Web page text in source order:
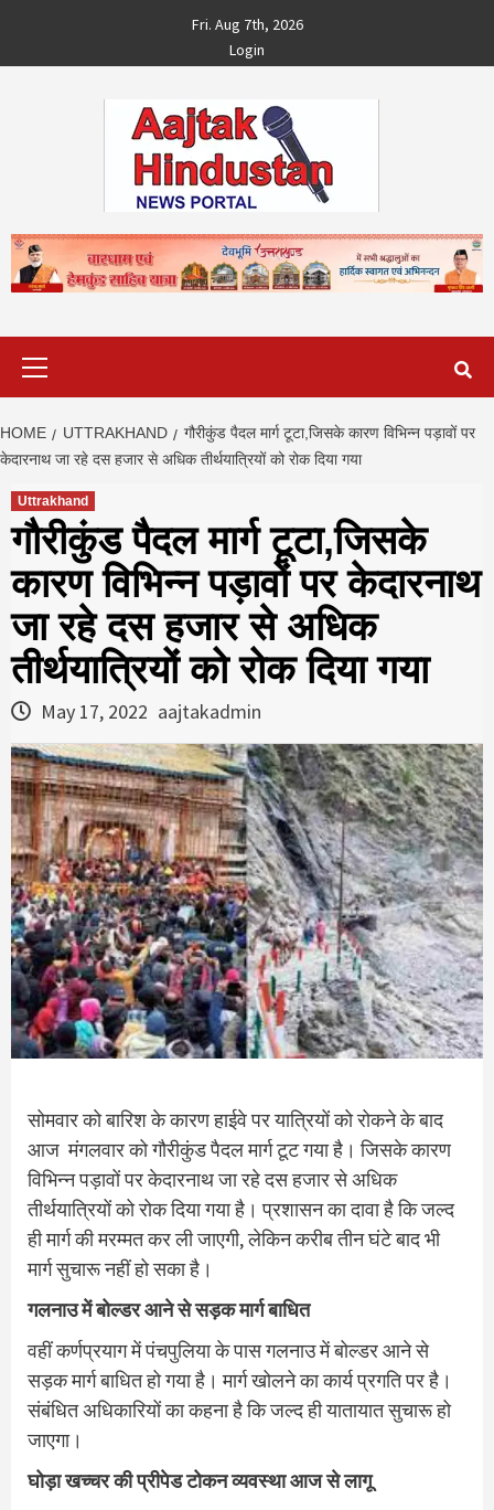
content
Fri. Aug 7th, 2026
Login
HOME UTTRAKHAND
गौरीकुंड पैदल मार्ग टूटा,जिसके कारण विभिन्‍न पड़ावों पर
केदारनाथ जा रहे दस हजार से अधिक तीर्थयात्रियों को रोक दिया गया
Uttrakhand
गौरीकुंड पैदल मार्ग टूटा,जिसके
कारण विभिन्‍न पड़ावों पर केदारनाथ
जा रहे दस हजार से अधिक
तीर्थयात्रियों को रोक दिया गया
May 17, 2022 aajtakadmin
सोमवार को बारिश के कारण हाईवे पर यात्रियों को रोकने के बाद
आज मंगलवार को गौरीकुंड पैदल मार्ग टूट गया है। जिसके कारण
विभिन्‍न पड़ावों पर केदारनाथ जा रहे दस हजार से अधिक
तीर्थयात्रियों को रोक दिया गया है। प्रशासन का दावा है कि जल्द
ही मार्ग की मरम्मत कर ली जाएगी, लेकिन करीब तीन घंटे बाद भी
मार्ग सुचारू नहीं हो सका है।
गलनाउ में बोल्डर आने से सड़क मार्ग बाधित
वहीं कर्णप्रयाग में पंचपुलिया के पास गलनाउ में बोल्डर आने से
सड़क मार्ग बाधित हो गया है। मार्ग खोलने का कार्य प्रगति पर है।
संबंधित अधिकारियों का कहना है कि जल्द ही यातायात सुचारू हो
जाएगा।
घोड़ा खच्चर की प्रीपेड टोकन व्यवस्था आज से लागू